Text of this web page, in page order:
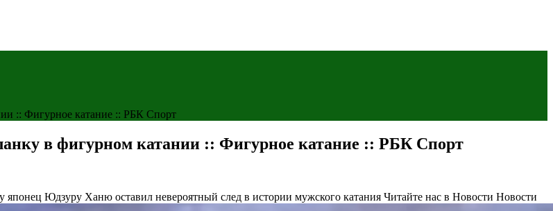
:: Фигурное катание :: РБК Спорт
в фигурном катании :: Фигурное катание :: РБК Спорт
Юдзуру Ханю оставил невероятный след в истории мужского катания Читайте нас в Новости Новости